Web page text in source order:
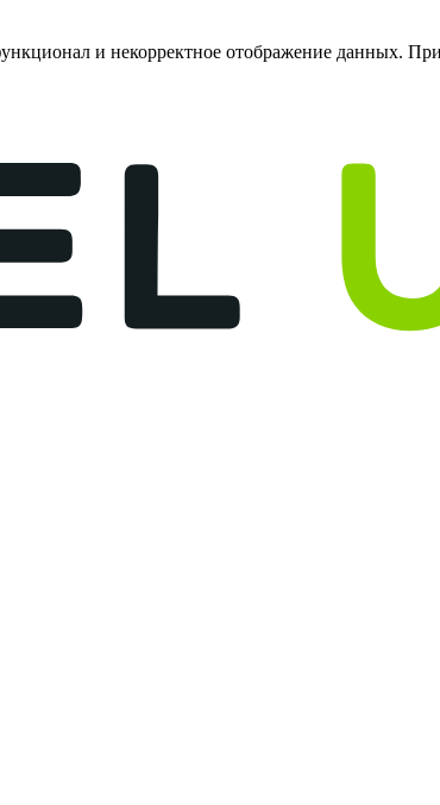
и некорректное отображение данных.